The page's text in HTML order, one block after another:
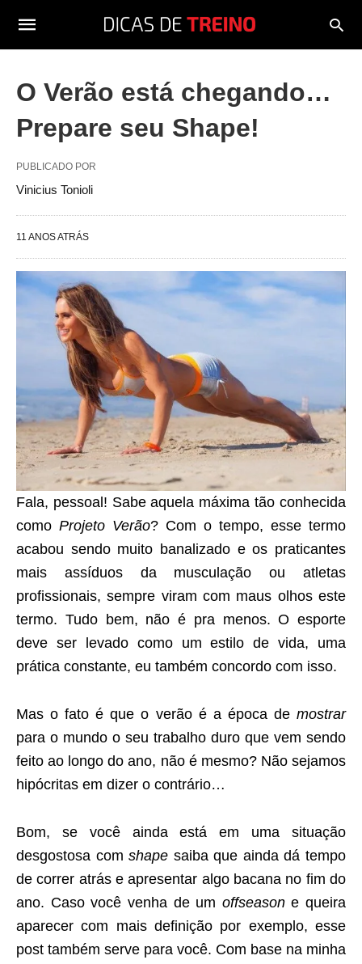
O Verão está chegando…
Prepare seu Shape!
PUBLICADO POR
Vinicius Tonioli
11 ANOS ATRÁS
Fala, pessoal! Sabe aquela máxima tão conhecida
como Projeto Verão? Com o tempo, esse termo
acabou sendo muito banalizado e os praticantes
mais assíduos da musculação ou atletas
profissionais, sempre viram com maus olhos este
termo. Tudo bem, não é pra menos. O esporte
deve ser levado como um estilo de vida, uma
prática constante, eu também concordo com isso.
Mas o fato é que o verão é a época de mostrar
para o mundo o seu trabalho duro que vem sendo
feito ao longo do ano, não é mesmo? Não sejamos
hipócritas em dizer o contrário…
Bom, se você ainda está em uma situação
desgostosa comshape saiba que ainda dá tempo
de correr atrás e apresentar algo bacana no fim do
ano. Caso você venha de um offseasone queira
aparecer com mais definição por exemplo, esse
post também serve para você. Com base na minha